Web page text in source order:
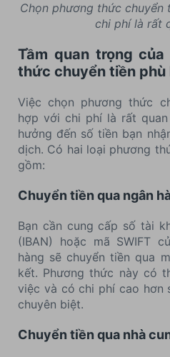
Chọn phương thức
chi phí là rất
Tầm quan trọng
thức chuyển tiền phù
Việc chọn phương thức
hợp với chi phí là rất
hưởng đến số tiền bạn
dịch. Có hai loại phương
gồm:
Chuyển tiền qua ngân
Bạn cần cung cấp số tài
(IBAN) hoặc mã SWIFT
hàng sẽ chuyển tiền qua
kết. Phương thức này có
việc và có chi phí cao hơn
chuyên biệt.
Chuyển tiền qua nhà